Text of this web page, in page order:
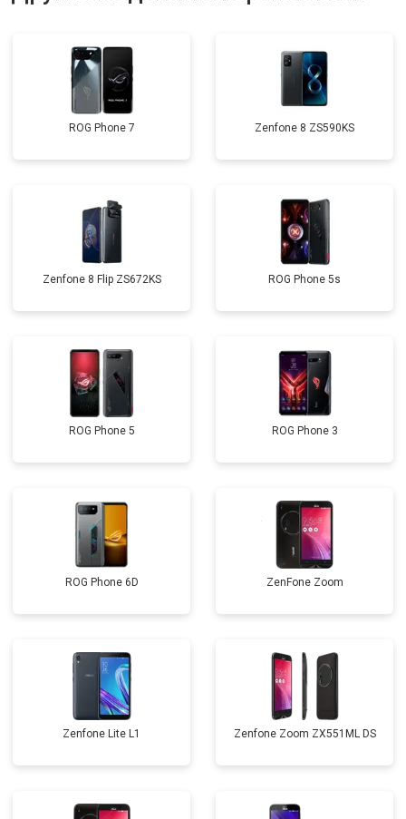
ROG Phone 7 Zenfone 8 ZS590KS
Zenfone 8 Flip ZS672KS ROG Phone 5s
ROG Phone 5 ROG Phone 3
ROG Phone 6D ZenFone Zoom
Zenfone Lite L1 Zenfone Zoom ZX551ML DS